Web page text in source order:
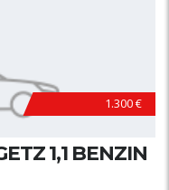
1.300 €
1,1 BENZIN